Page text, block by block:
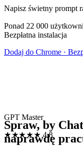
Napisz świetny prompt
Ponad 22 000
Bezpłatna instalacja
Dodaj do Chrome ·
GPT Master
★★★★★ 4.8
Spraw, by
naprawdę